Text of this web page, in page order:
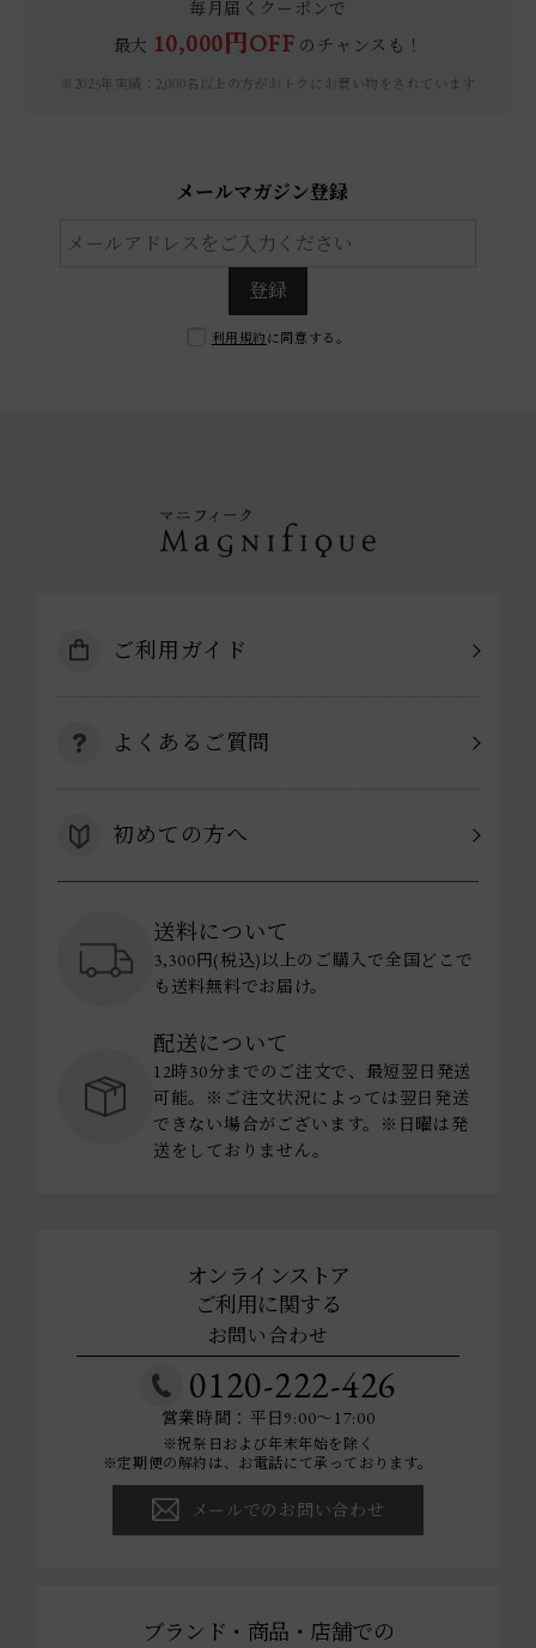
毎月届くクーポンで
最大 10,000円OFF のチャンスも！
※2025年実績：2,000名以上の方がおトクにお買い物をされています
メールマガジン登録
登録
利用規約 に同意する。
ご利用ガイド
よくあるご質問
初めての方へ
送料について
3,300円(税込)以上のご購入で全国どこで
も送料無料でお届け。
配送について
12時30分までのご注文で、最短翌日発送
可能。※ご注文状況によっては翌日発送
できない場合がございます。※日曜は発
送をしておりません。
オンラインストア
ご利用に関する
お問い合わせ
0120-222-426
営業時間：平日9:00～17:00
※祝祭日および年末年始を除く
※定期便の解約は、お電話にて承っております。
メールでのお問い合わせ
ブランド・商品・店舗での